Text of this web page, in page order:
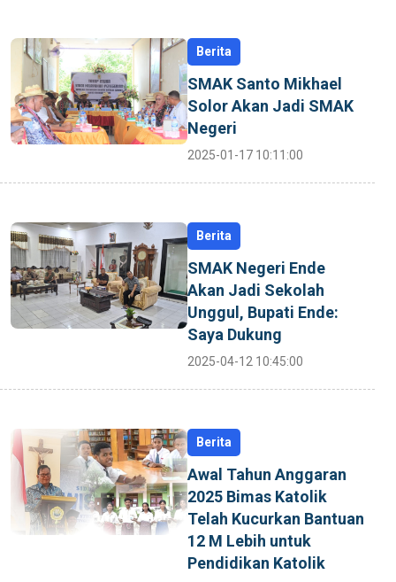
Berita
SMAK Santo Mikhael
Solor Akan Jadi SMAK
Negeri
2025-01-17 10:11:00
Berita
SMAK Negeri Ende
Akan Jadi Sekolah
Unggul, Bupati Ende:
Saya Dukung
2025-04-12 10:45:00
Berita
Awal Tahun Anggaran
2025 Bimas Katolik
Telah Kucurkan Bantuan
12 M Lebih untuk
Pendidikan Katolik